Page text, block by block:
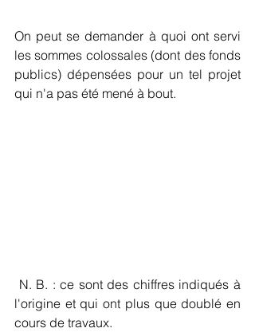
On peut se demander à quoi ont servi
les sommes colossales (dont des fonds
publics) dépensées pour un tel projet
qui n'a pas été mené à bout.
l'origine et qui ont plus que doublé en
cours de travaux.